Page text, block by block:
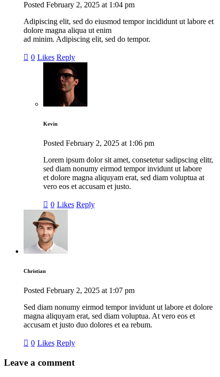
Posted February 2, 2025 at 1:04 pm
Adipiscing elit, sed do eiusmod tempor incididunt ut labore et
dolore magna aliqua ut enim
ad minim. Adipiscing elit, sed do tempor.
0 Likes Reply
Kevin
Posted February 2, 2025 at 1:06 pm
Lorem ipsum dolor sit amet, consetetur sadipscing elitr,
sed diam nonumy eirmod tempor invidunt ut labore
et dolore magna aliquyam erat, sed diam voluptua at
vero eos et accusam et justo.
0 Likes Reply
Christian
Posted February 2, 2025 at 1:07 pm
Sed diam nonumy eirmod tempor invidunt ut labore et dolore
magna aliquyam erat, sed diam voluptua. At vero eos et
accusam et justo duo dolores et ea rebum.
0 Likes Reply
Leave a comment